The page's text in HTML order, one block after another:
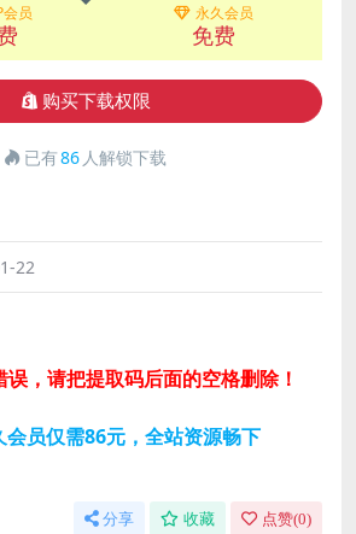
会员 永久会员
免费
购买下载权限
已有86 人解锁下载
22
，请把提取码后面的空格删除！
会员仅需86元，全站资源畅下
分享 收藏 点赞(0)